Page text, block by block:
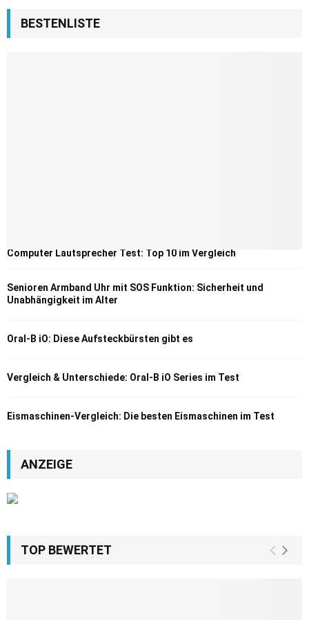
BESTENLISTE
Computer Lautsprecher Test: Top 10 im Vergleich
Senioren Armband Uhr mit SOS Funktion: Sicherheit und
Unabhängigkeit im Alter
Oral-B iO: Diese Aufsteckbürsten gibt es
Vergleich & Unterschiede: Oral-B iO Series im Test
Eismaschinen-Vergleich: Die besten Eismaschinen im Test
ANZEIGE
TOP BEWERTET